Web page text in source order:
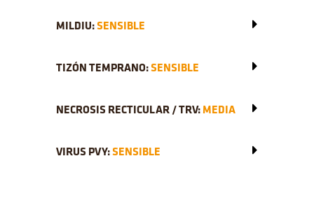
MILDIU:SENSIBLE
TIZÓN TEMPRANO:SENSIBLE
NECROSIS RECTICULAR / TRV:MEDIA
VIRUS PVY:SENSIBLE